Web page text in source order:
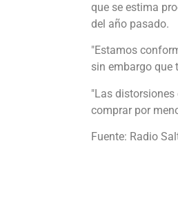
que se estima
del año pasado.
"Estamos
sin embargo que
"Las
comprar por
Fuente: Radio